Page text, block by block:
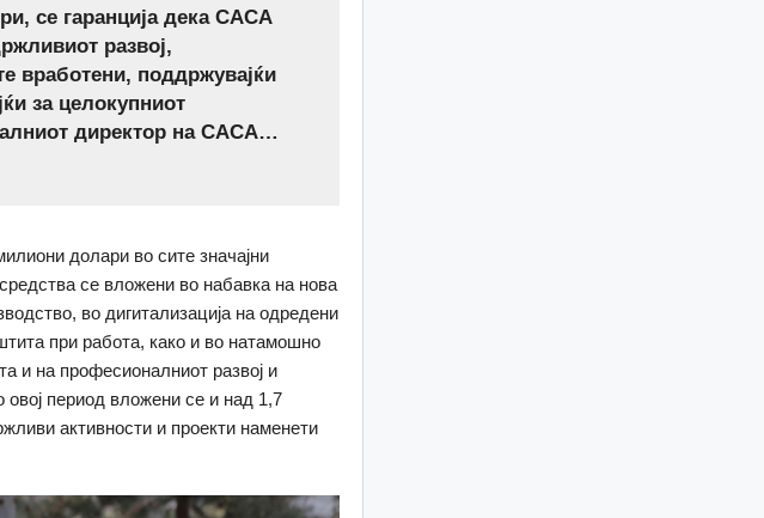
се гаранција дека САСА
развој,
вработени, поддржувајќи
за целокупниот
директор на САСА…
долари во сите значајни
се вложени во набавка на нова
во дигитализација на одредени
при работа, како и во натамошно
и на професионалниот развој и
овој период вложени се и над 1,7
активности и проекти наменети